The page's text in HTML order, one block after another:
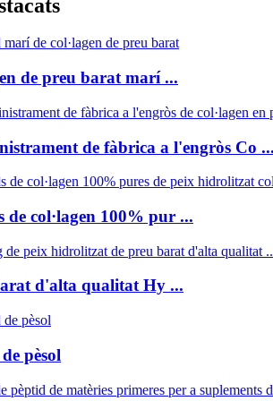
de preu barat marí ...
de fàbrica a l'engròs Co
de col·lagen 100% pur ...
d'alta qualitat Hy ...
pèsol